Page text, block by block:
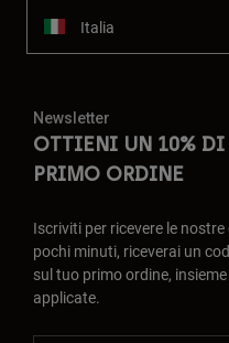
Italia
Newsletter
OTTIENI UN 10%
PRIMO ORDINE
Iscriviti per ricevere le
pochi minuti, riceverai un
sul tuo primo ordine,
applicate.